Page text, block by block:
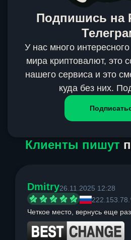
Подпишись на
У нас много
мира криптовалют, это
нашего сервиса и это
куда без них.
Клиенты пишут
Dmitry26.11.2025 12:28
Четкое место, вернусь еще